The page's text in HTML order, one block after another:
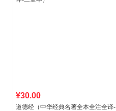
¥30.00
道德经（中华经典名著全本全注全译-